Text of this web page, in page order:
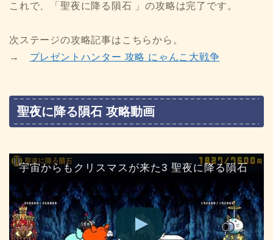
これで、「聖夜に降る隕石 」の攻略は完了です。
次ステージの攻略記事はこちらから。
→ プレゼントハンター 攻略 にゃんこ大戦争
聖夜に降る隕石 攻略動画
宇宙からもクリスマスが来た3 聖夜に降る隕石